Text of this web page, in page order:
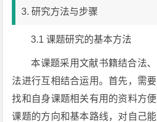
3. 研究方法与步骤
3.1 课题研究的基本方法
本课题采用文献书籍结合法
法进行互相结合运用。首先，需
找和自身课题相关有用的资料方
课题的方向和基本路线，对自己